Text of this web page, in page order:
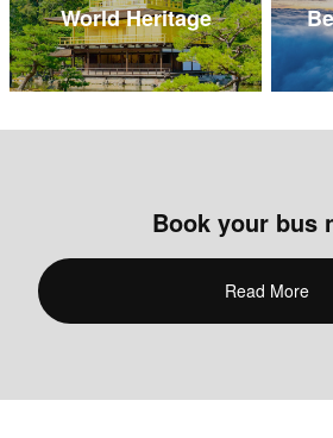
World Heritage
Book your bus
Read More